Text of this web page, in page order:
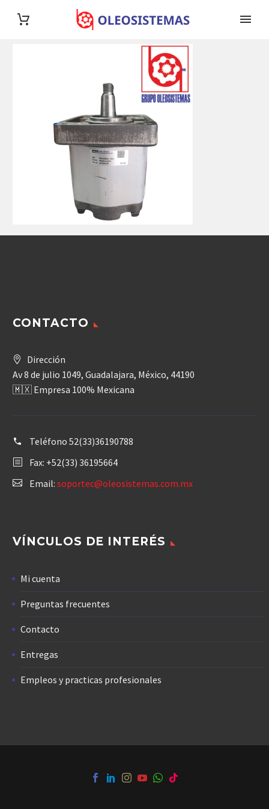
CONTACTO
Dirección
Av 8 de julio 1049, Guadalajara, México, 44190
🇲🇽 Empresa 100% Mexicana
Teléfono 52(33)36190788
Fax: +52(33) 36195664
Email: soportec@oleosistemas.com.mx
VÍNCULOS DE INTERÉS
Mi cuenta
Preguntas frecuentes
Contacto
Entregas
Empleos y practicas profesionales